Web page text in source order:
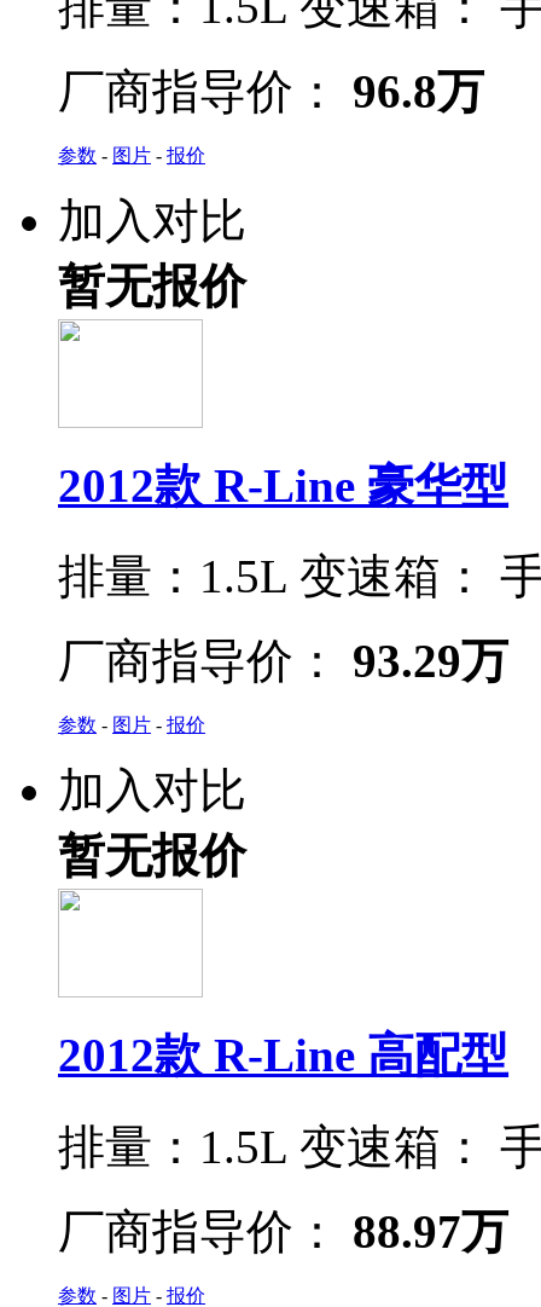
厂商指导价：
96.8万
参数 - 图片 - 报价
加入对比
暂无报价
2012款 R-Line 豪华型
排量： 1.5L 变速箱：
厂商指导价：
93.29万
参数 - 图片 - 报价
加入对比
暂无报价
2012款 R-Line 高配型
排量： 1.5L 变速箱：
厂商指导价：
88.97万
参数 - 图片 - 报价